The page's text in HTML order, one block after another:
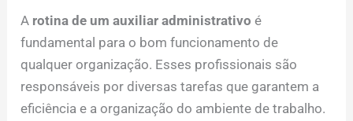
A rotina de um auxiliar administrativo é
fundamental para o bom funcionamento de
qualquer organização. Esses profissionais são
responsáveis por diversas tarefas que garantem a
eficiência e a organização do ambiente de trabalho.